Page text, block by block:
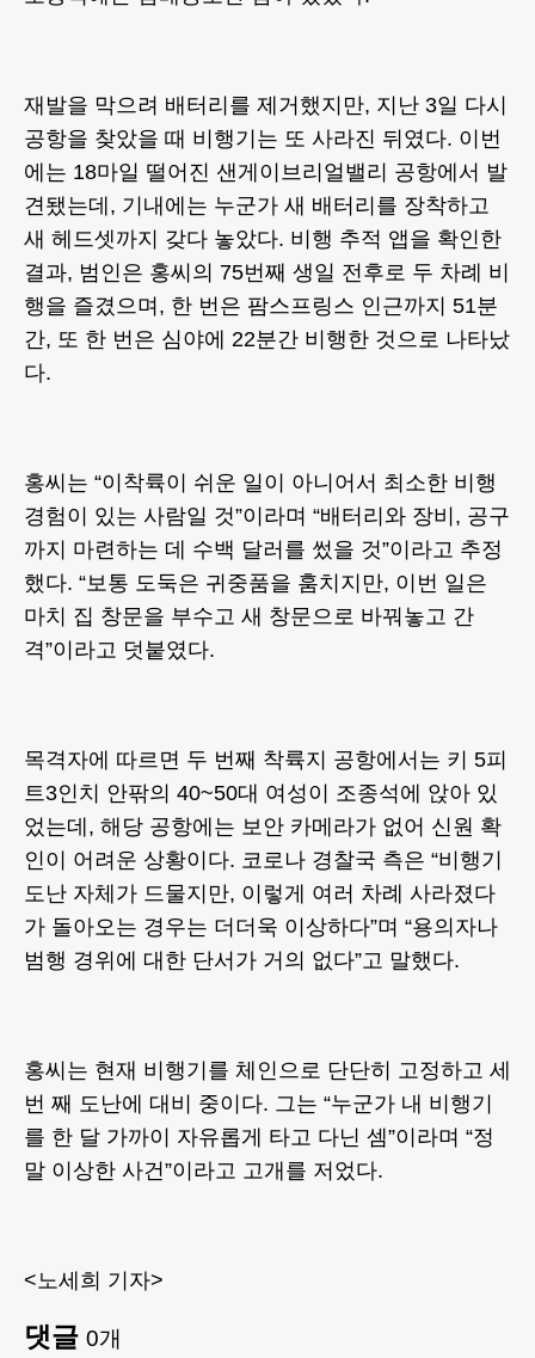
재발을 막으려 배터리를 제거했지만, 지난 3일 다시
공항을 찾았을 때 비행기는 또 사라진 뒤였다. 이번
에는 18마일 떨어진 샌게이브리얼밸리 공항에서 발
견됐는데, 기내에는 누군가 새 배터리를 장착하고
새 헤드셋까지 갖다 놓았다. 비행 추적 앱을 확인한
결과, 범인은 홍씨의 75번째 생일 전후로 두 차례 비
행을 즐겼으며, 한 번은 팜스프링스 인근까지 51분
간, 또 한 번은 심야에 22분간 비행한 것으로 나타났
다.
홍씨는 “이착륙이 쉬운 일이 아니어서 최소한 비행
경험이 있는 사람일 것”이라며 “배터리와 장비, 공구
까지 마련하는 데 수백 달러를 썼을 것”이라고 추정
했다. “보통 도둑은 귀중품을 훔치지만, 이번 일은
마치 집 창문을 부수고 새 창문으로 바꿔놓고 간
격”이라고 덧붙였다.
목격자에 따르면 두 번째 착륙지 공항에서는 키 5피
트3인치 안팎의 40~50대 여성이 조종석에 앉아 있
었는데, 해당 공항에는 보안 카메라가 없어 신원 확
인이 어려운 상황이다. 코로나 경찰국 측은 “비행기
도난 자체가 드물지만, 이렇게 여러 차례 사라졌다
가 돌아오는 경우는 더더욱 이상하다”며 “용의자나
범행 경위에 대한 단서가 거의 없다”고 말했다.
홍씨는 현재 비행기를 체인으로 단단히 고정하고 세
번 째 도난에 대비 중이다. 그는 “누군가 내 비행기
를 한 달 가까이 자유롭게 타고 다닌 셈”이라며 “정
말 이상한 사건”이라고 고개를 저었다.
<노세희 기자>
댓글 0개